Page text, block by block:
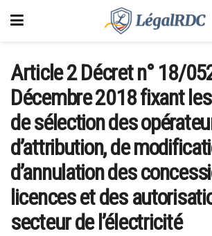
Article 2 Décret n° 18/
Décembre 2018 fixant
de sélection des
d’attribution, de
d’annulation des
licences et des
secteur de l’électricité